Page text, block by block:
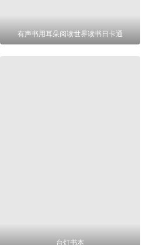
有声书用耳朵阅读世界读书日卡通
台灯书本